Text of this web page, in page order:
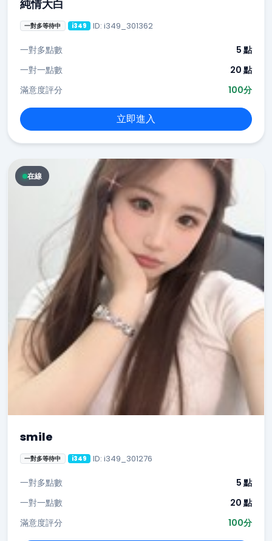
純情大白
一對多等待中 i349 ID: i349_301362
一對多點數
5 點
一對一點數
20 點
滿意度評分
100分
立即進入
在線
smile
一對多等待中 i349 ID: i349_301276
一對多點數
5 點
一對一點數
20 點
滿意度評分
100分